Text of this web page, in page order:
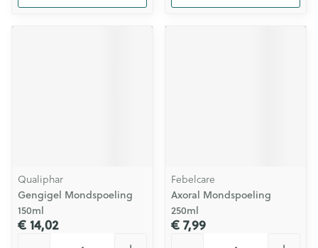
Qualiphar
Gengigel Mondspoeling
150ml
€ 14,02
Febelcare
Axoral Mondspoeling
250ml
€ 7,99